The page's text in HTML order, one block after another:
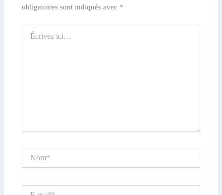
obligatoires sont indiqués avec *
ici…